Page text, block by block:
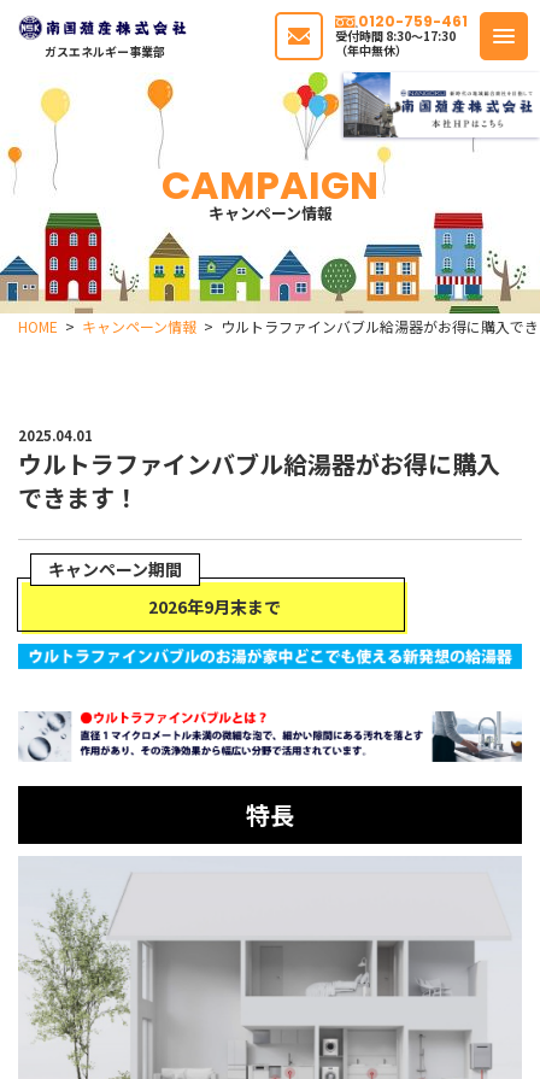
ガスエネルギー事業部
0120-759-461
受付時間 8:30〜17:30
（年中無休）
CAMPAIGN
キャンペーン情報
HOME キャンペーン情報 ウルトラファインバブル給湯器がお得に購入で
2025.04.01
ウルトラファインバブル給湯器がお得に購入
できます！
キャンペーン期間
2026年9月末まで
特長